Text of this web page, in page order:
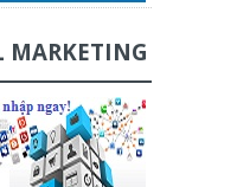
MARKETING